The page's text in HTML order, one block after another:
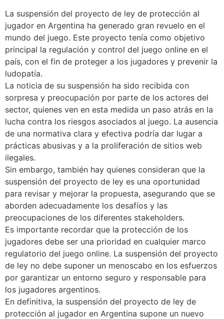
La suspensión del proyecto de ley de protección al
jugador en Argentina ha generado gran revuelo en el
mundo del juego. Este proyecto tenía como objetivo
principal la regulación y control del juego online en el
país, con el fin de proteger a los jugadores y prevenir la
ludopatía.
La noticia de su suspensión ha sido recibida con
sorpresa y preocupación por parte de los actores del
sector, quienes ven en esta medida un paso atrás en la
lucha contra los riesgos asociados al juego. La ausencia
de una normativa clara y efectiva podría dar lugar a
prácticas abusivas y a la proliferación de sitios web
ilegales.
Sin embargo, también hay quienes consideran que la
suspensión del proyecto de ley es una oportunidad
para revisar y mejorar la propuesta, asegurando que se
aborden adecuadamente los desafíos y las
preocupaciones de los diferentes stakeholders.
Es importante recordar que la protección de los
jugadores debe ser una prioridad en cualquier marco
regulatorio del juego online. La suspensión del proyecto
de ley no debe suponer un menoscabo en los esfuerzos
por garantizar un entorno seguro y responsable para
los jugadores argentinos.
En definitiva, la suspensión del proyecto de ley de
protección al jugador en Argentina supone un nuevo